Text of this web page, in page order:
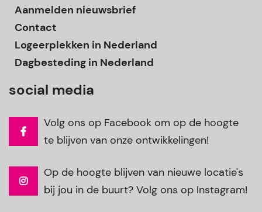
Aanmelden nieuwsbrief
Contact
Logeerplekken in Nederland
Dagbesteding in Nederland
social media
Volg ons op Facebook om op de hoogte
te blijven van onze ontwikkelingen!
Op de hoogte blijven van nieuwe locatie's
bij jou in de buurt? Volg ons op Instagram!